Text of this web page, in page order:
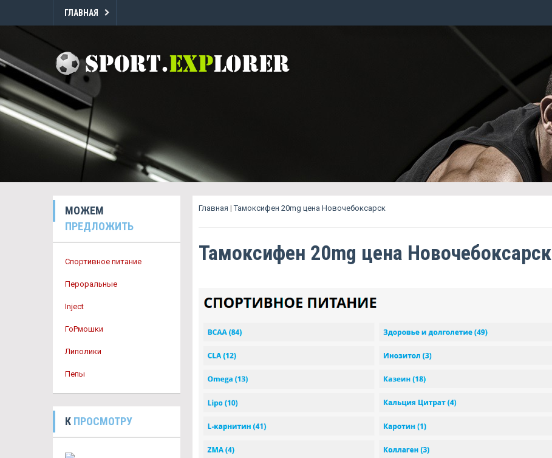
ГЛАВНАЯ
МОЖЕМ
ПРЕДЛОЖИТЬ
Спортивное питание
Пероральные
Inject
ГоРмошки
Липолики
Пепы
К ПРОСМОТРУ
Главная |Тамоксифен 20mg цена Новочебоксарск
Тамоксифен 20mg цена Новочебоксарск